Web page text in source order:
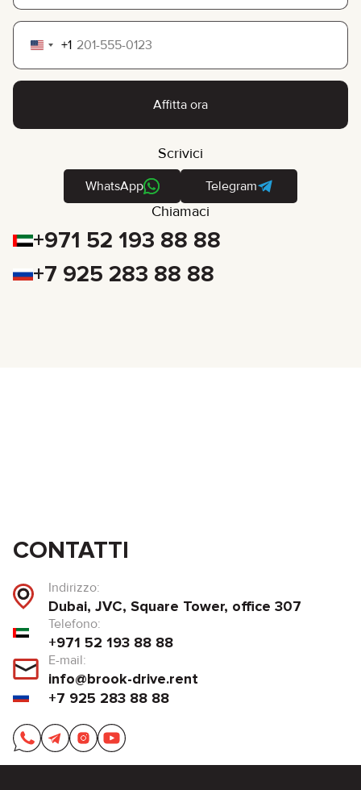
United
States
+1
Affitta ora
Scrivici
WhatsApp Telegram
Chiamaci
+971 52 193 88 88
+7 925 283 88 88
CONTATTI
Indirizzo:
Dubai, JVC, Square Tower, office 307
Telefono:
+971 52 193 88 88
E-mail:
info@brook-drive.rent
+7 925 283 88 88